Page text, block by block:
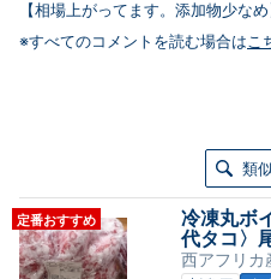
【相場上がってます。添加物少な
※すべてのコメントを読む場合はこ
類
定番おすすめ
冷凍丸ボ
代タコ〉
西アフリカ